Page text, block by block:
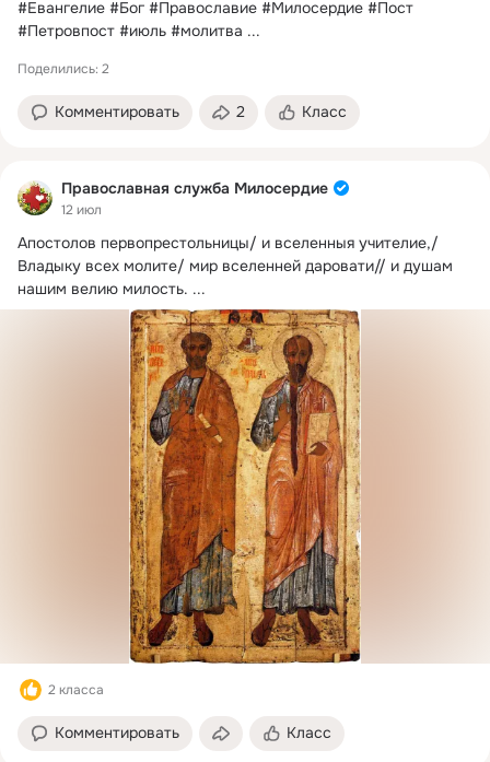
#Евангелие #Бог #Православие #Милосердие #Пост
#Петровпост #июль #молитва ...
Поделились: 2
Комментировать 2 Класс
Православная служба Милосердие
12 июл
Апостолов первопрестольницы/ и вселенныя учителие,/
Владыку всех молите/ мир вселенней даровати// и душам
нашим велию милость. ...
2 класса
Комментировать Класс